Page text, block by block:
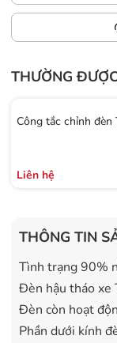
THƯỜNG
Công tắc chỉnh đèn
Liên hệ
THÔNG TIN
Tình trạng 90%
Đèn hậu tháo
Đèn còn hoạt
Phần dưới kính